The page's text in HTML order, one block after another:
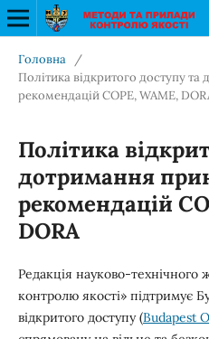
Головна
/
Політика відкритого доступу
рекомендацій COPE, WAME,
Політика
дотримання
рекомендацій
DORA
Редакція науково-
контролю якості» підтримує
відкритого доступу (Budapest